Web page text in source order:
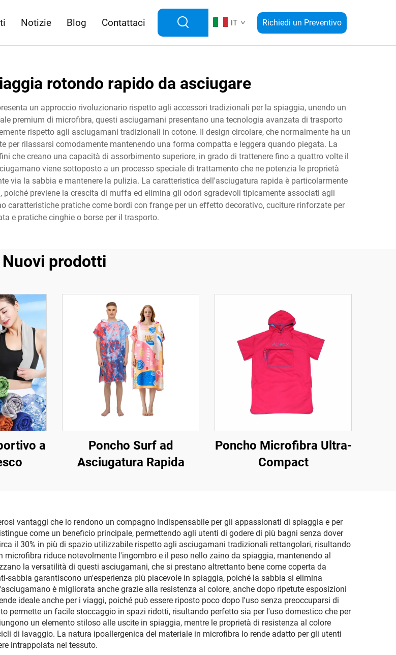
Notizie Blog Contattaci IT Richiedi un Preventivo
rotondo rapido da asciugare
un approccio rivoluzionario rispetto agli accessori tradizionali per la spiaggia, unendo un
premium di microfibra, questi asciugamani presentano una tecnologia avanzata di trasporto
rispetto agli asciugamani tradizionali in cotone. Il design circolare, che normalmente ha un
per rilassarsi comodamente mantenendo una forma compatta e leggera quando piegata. La
che creano una capacità di assorbimento superiore, in grado di trattenere fino a quattro volte il
viene sottoposto a un processo speciale di trattamento che ne potenzia le proprietà
via la sabbia e mantenere la pulizia. La caratteristica dell'asciugatura rapida è particolarmente
previene la crescita di muffa ed elimina gli odori sgradevoli tipicamente associati agli
pratiche come bordi con frange per un effetto decorativo, cuciture rinforzate per
e pratiche cinghie o borse per il trasporto.
Nuovi prodotti
a
Poncho Surf ad
Asciugatura Rapida
Poncho Microfibra Ultra-
Compact
vantaggi che lo rendono un compagno indispensabile per gli appassionati di spiaggia e per
come un beneficio principale, permettendo agli utenti di godere di più bagni senza dover
il 30% in più di spazio utilizzabile rispetto agli asciugamani tradizionali rettangolari, risultando
riduce notevolmente l'ingombro e il peso nello zaino da spiaggia, mantenendo al
la versatilità di questi asciugamani, che si prestano altrettanto bene come coperta da
sabbia garantiscono un'esperienza più piacevole in spiaggia, poiché la sabbia si elimina
è migliorata anche grazie alla resistenza al colore, anche dopo ripetute esposizioni
ideale anche per i viaggi, poiché può essere riposto poco dopo l'uso senza preoccuparsi di
un facile stoccaggio in spazi ridotti, risultando perfetto sia per l'uso domestico che per
un elemento stiloso alle uscite in spiaggia, mentre le proprietà di resistenza al colore
di lavaggio. La natura ipoallergenica del materiale in microfibra lo rende adatto per gli utenti
intrappolata nel tessuto.